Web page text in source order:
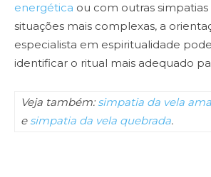
energética ou com outras
situações mais complexas, a
especialista em espiritualidade
identificar o ritual mais adequado
Veja também: simpatia da vela
e simpatia da vela quebrada.